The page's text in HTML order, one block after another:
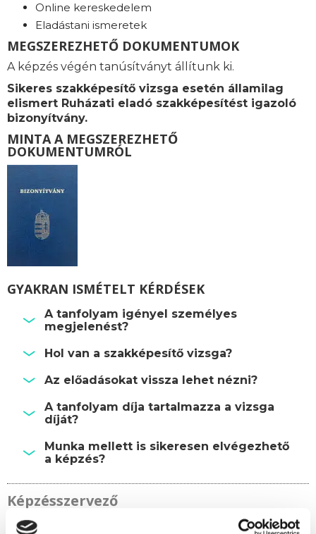
Online kereskedelem
Eladástani ismeretek
MEGSZEREZHETŐ DOKUMENTUMOK
A képzés végén tanúsítványt állítunk ki.
Sikeres szakképesítő vizsga esetén államilag
elismert Ruházati eladó szakképesítést igazoló
bizonyítvány.
MINTA A MEGSZEREZHETŐ
DOKUMENTUMRÓL
GYAKRAN ISMÉTELT KÉRDÉSEK
A tanfolyam igényel személyes
megjelenést?
Hol van a szakképesítő vizsga?
Az előadásokat vissza lehet nézni?
A tanfolyam díja tartalmazza a vizsga
díját?
Munka mellett is sikeresen elvégezhető
a képzés?
Képzésszervező